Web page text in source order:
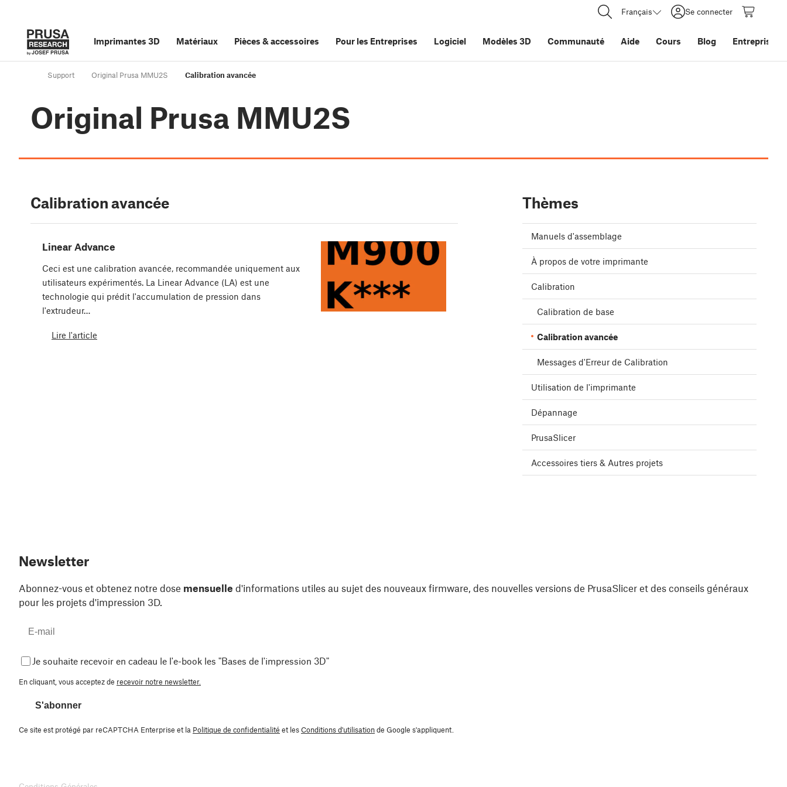
Français Se connecter
Imprimantes 3D Matériaux Pièces &accessoires Pour les Entreprises Logiciel Modèles 3D Communauté Aide Cours Blog Entreprise
Support Original Prusa MMU2S Calibration avancée
Original Prusa MMU2S
Calibration avancée
Linear Advance
Ceci est une calibration avancée, recommandée uniquement aux
utilisateurs expérimentés. La Linear Advance (LA) est une
technologie qui prédit l'accumulation de pression dans
l'extrudeur…
Lire l'article
Thèmes
Manuels d'assemblage
À propos de votre imprimante
Calibration
Calibration de base
Calibration avancée
Messages d'Erreur de Calibration
Utilisation de l'imprimante
Dépannage
PrusaSlicer
Accessoires tiers & Autres projets
Newsletter
Abonnez-vous et obtenez notre dose mensuelle d'informations utiles au sujet des nouveaux firmware, des nouvelles versions de PrusaSlicer et des conseils généraux
pour les projets d'impression 3D.
Je souhaite recevoir en cadeau le l'e-book les "Bases de l'impression 3D"
En cliquant, vous acceptez de recevoir notre newsletter.
S'abonner
Ce site est protégé par reCAPTCHA Enterprise et la Politique de confidentialité et lesConditions d'utilisationde Google s'appliquent.